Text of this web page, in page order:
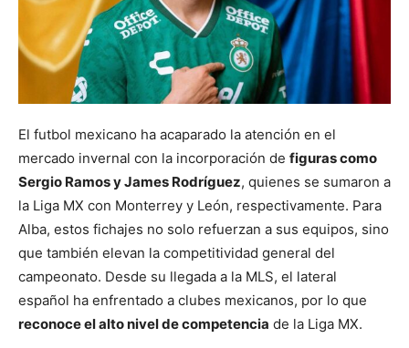
El futbol mexicano ha acaparado la atención en el
mercado invernal con la incorporación de figuras como
Sergio Ramos y James Rodríguez, quienes se sumaron a
la Liga MX con Monterrey y León, respectivamente. Para
Alba, estos fichajes no solo refuerzan a sus equipos, sino
que también elevan la competitividad general del
campeonato. Desde su llegada a la MLS, el lateral
español ha enfrentado a clubes mexicanos, por lo que
reconoce el alto nivel de competencia de la Liga MX.